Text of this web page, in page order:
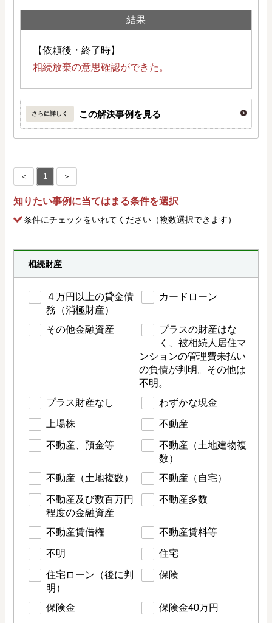
結果
【依頼後・終了時】
相続放棄の意思確認ができた。
さらに詳しく この解決事例を見る
＜ 1 ＞
知りたい事例に当てはまる条件を選択
条件にチェックをいれてください（複数選択できます）
相続財産
４万円以上の貸金債
務（消極財産）
カードローン
その他金融資産
プラスの財産はな
く、被相続人居住マ
ンションの管理費未払い
の負債が判明。その他は
不明。
プラス財産なし
わずかな現金
上場株 不動産
不動産、預金等
不動産（土地建物複
数）
不動産（土地複数）
不動産（自宅）
不動産及び数百万円
程度の金融資産
不動産多数
不動産賃借権 不動産賃料等
不明 住宅
住宅ローン（後に判
明）
保険
保険金 保険金40万円